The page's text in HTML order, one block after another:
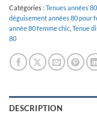
Catégories : Tenues années 80
déguisement années 80 pour
année 80 femme chic Tenue
80
DESCRIPTION